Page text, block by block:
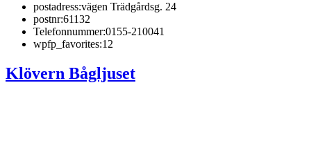
postadress:vägen Trädgårdsg. 24
postnr:61132
Telefonnummer:0155-210041
wpfp_favorites:12
Klövern Bågljuset